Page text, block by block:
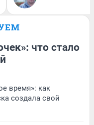
что стало
время»: как
создала свой